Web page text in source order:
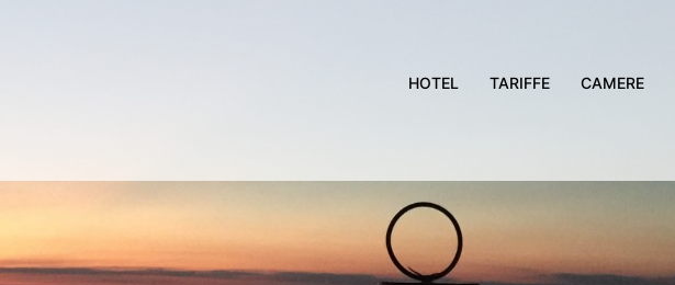
HOTEL TARIFFE CAMERE